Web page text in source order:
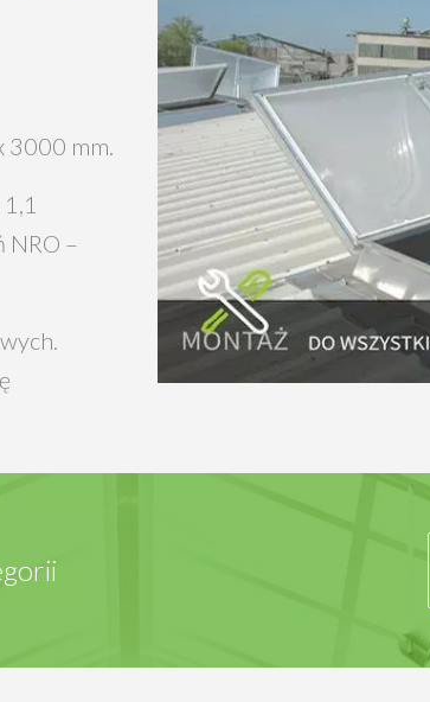
3000 mm.
NRO –